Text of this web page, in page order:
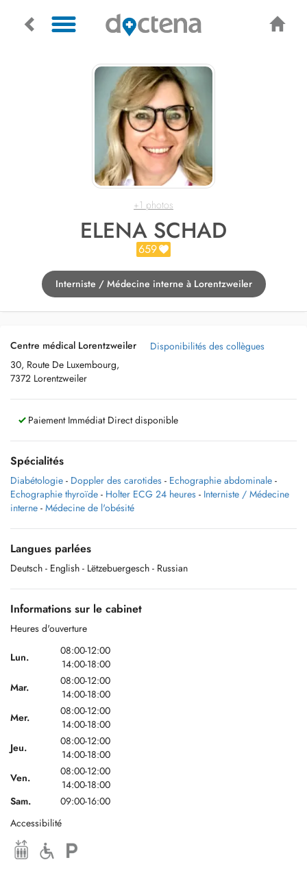
+1 photos
ELENA SCHAD
659
Interniste / Médecine interne à Lorentzweiler
Centre médical Lorentzweiler
30, Route De Luxembourg,
7372 Lorentzweiler
Disponibilités des collègues
Paiement Immédiat Direct disponible
Spécialités
Diabétologie - Doppler des carotides - Echographie abdominale -
Echographie thyroïde - Holter ECG 24 heures - Interniste / Médecine
interne - Médecine de l'obésité
Langues parlées
Deutsch - English - Lëtzebuergesch - Russian
Informations sur le cabinet
Heures d'ouverture
Lun.
08:00-12:00
14:00-18:00
Mar.
08:00-12:00
14:00-18:00
Mer.
08:00-12:00
14:00-18:00
Jeu.
08:00-12:00
14:00-18:00
Ven.
08:00-12:00
14:00-18:00
Sam.
09:00-16:00
Accessibilité